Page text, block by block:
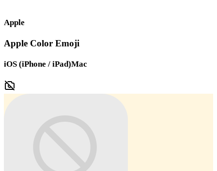
Apple
Apple Color Emoji
iOS (iPhone / iPad)Mac